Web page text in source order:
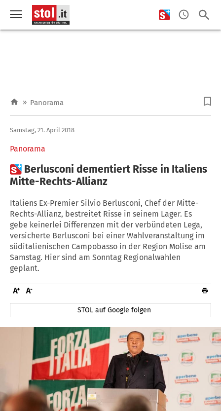
» Panorama
Panorama
Samstag, 21. April 2018
 Berlusconi dementiert Risse in Italiens
Mitte-Rechts-Allianz
Italiens Ex-Premier Silvio Berlusconi, Chef der Mitte-
Rechts-Allianz, bestreitet Risse in seinem Lager. Es
gebe keinerlei Differenzen mit der verbündeten Lega,
versicherte Berlusconi bei einer Wahlveranstaltung im
süditalienischen Campobasso in der Region Molise am
Samstag. Hier sind am Sonntag Regionalwahlen
geplant.
STOL auf Google folgen